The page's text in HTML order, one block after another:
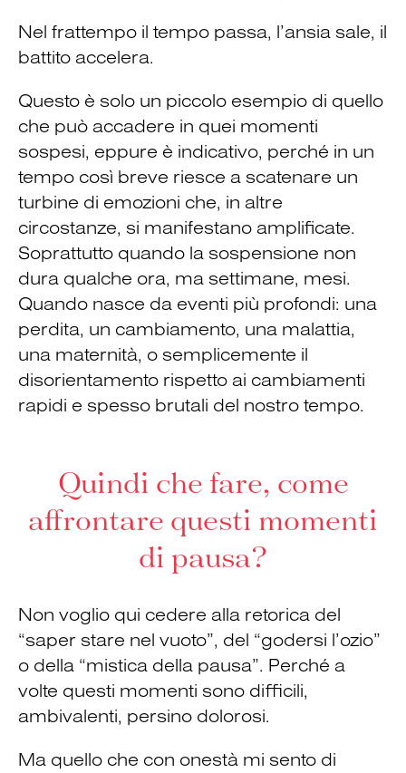
Nel frattempo il tempo passa, l’ansia sale, il
battito accelera.
Questo è solo un piccolo esempio di quello
che può accadere in quei momenti
sospesi, eppure è indicativo, perché in un
tempo così breve riesce a scatenare un
turbine di emozioni che, in altre
circostanze, si manifestano amplificate.
Soprattutto quando la sospensione non
dura qualche ora, ma settimane, mesi.
Quando nasce da eventi più profondi: una
perdita, un cambiamento, una malattia,
una maternità, o semplicemente il
disorientamento rispetto ai cambiamenti
rapidi e spesso brutali del nostro tempo.
Quindi che fare, come
affrontare questi momenti
di pausa?
Non voglio qui cedere alla retorica del
“saper stare nel vuoto”, del “godersi l’ozio”
o della “mistica della pausa”. Perché a
volte questi momenti sono difficili,
ambivalenti, persino dolorosi.
Ma quello che con onestà mi sento di